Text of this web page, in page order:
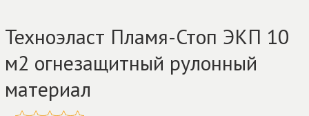
Техноэласт Пламя-Стоп ЭКП 10
м2 огнезащитный рулонный
материал